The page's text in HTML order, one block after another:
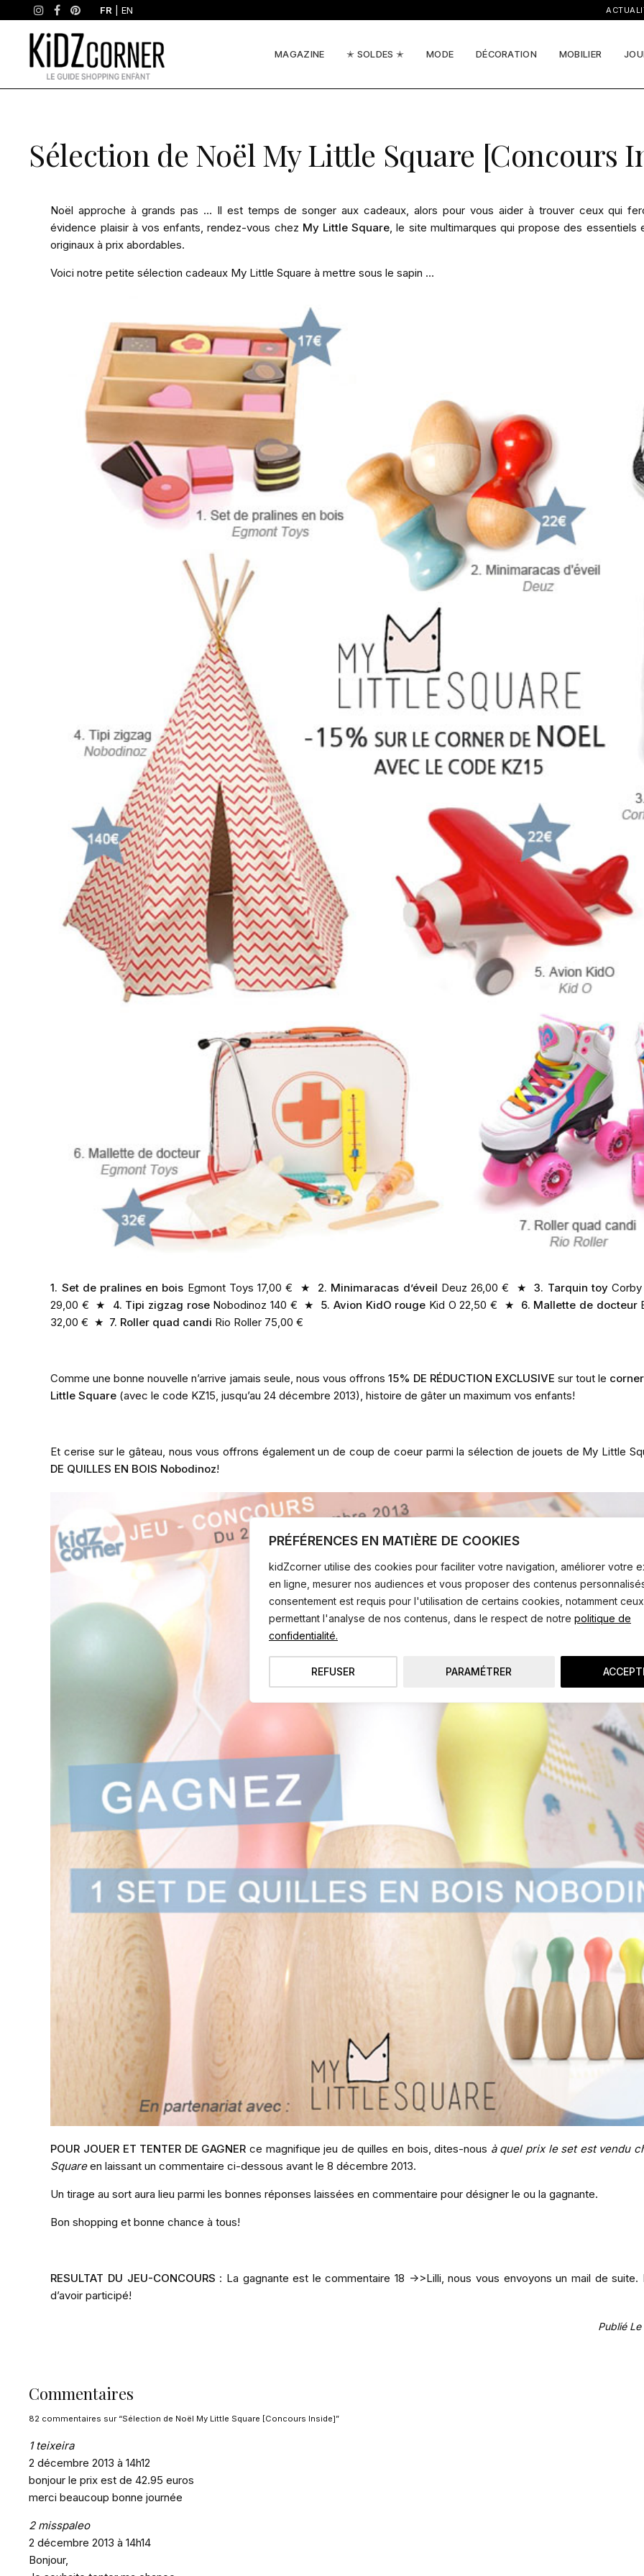
PRÉFÉRENCES EN MATIÈRE DE COOKIES
kidZcorner utilise des cookies pour faciliter votre navigation, améliorer votre
en ligne, mesurer nos audiences et vous proposer des contenus
consentement est requis pour l'utilisation de certains cookies, notamment ceux
permettant l'analyse de nos contenus, dans le respect de notre politique de
confidentialité.
PARAMÉTRER
REFUSER
FR |EN ACTUALITÉS,
MAGAZINE ✭ SOLDES ✭ MODE DÉCORATION MOBILIER
Sélection de Noël My Little Square [Concours
Noël approche à grands pas … Il est temps de songer aux cadeaux, alors pour vous aider à trouver ceux qui
évidence plaisir à vos enfants, rendez-vous chez My Little Square, le site multimarques qui propose des essentiels
originaux à prix abordables.
Voici notre petite sélection cadeaux My Little Square à mettre sous le sapin …
1. Set de pralines en bois Egmont Toys 17,00 € ★ 2. Minimaracas d’éveil Deuz 26,00 € ★3. Tarquin toy
29,00 € ★ 4. Tipi zigzag roseNobodinoz 140 € ★ 5. Avion KidO rouge Kid O 22,50 € ★ 6. Mallette de docteur
32,00 € ★ 7. Roller quad candi Rio Roller 75,00 €
Comme une bonne nouvelle n’arrive jamais seule, nous vous offrons 15% DE RÉDUCTION EXCLUSIVE sur tout le
Little Square (avec le code KZ15, jusqu’au 24 décembre 2013), histoire de gâter un maximum vos enfants!
Et cerise sur le gâteau, nous vous offrons également un de coup de coeur parmi la sélection de jouets de My Little
DE QUILLES EN BOIS Nobodinoz!
POUR JOUER ET TENTER DE GAGNER ce magnifique jeu de quilles en bois, dites-nous à quel prix le set est vendu
Squareen laissant un commentaire ci-dessous avant le 8 décembre 2013.
Un tirage au sort aura lieu parmi les bonnes réponses laissées en commentaire pour désigner le ou la gagnante.
Bon shopping et bonne chance à tous!
RESULTAT DU JEU-CONCOURS : La gagnante est le commentaire 18 ->>Lilli, nous vous envoyons un mail de
d’avoir participé!
Publié
Commentaires
82 commentaires sur “Sélection de Noël My Little Square [Concours Inside]”
1 teixeira
2 décembre 2013 à 14h12
bonjour le prix est de 42.95 euros
merci beaucoup bonne journée
2 misspaleo
2 décembre 2013 à 14h14
Bonjour,